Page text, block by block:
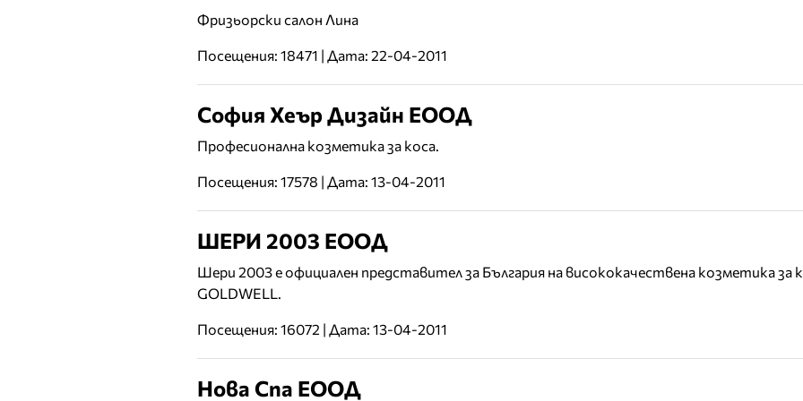
Фризьорски салон Лина
Посещения: 18471 | Дата: 22-04-2011
София Хеър Дизайн EООД
Професионална козметика за коса.
Посещения: 17578 | Дата: 13-04-2011
ШЕРИ 2003 EООД
Шери 2003 е официален представител за България на висококачествена козметика за
GOLDWELL.
Посещения: 16072 | Дата: 13-04-2011
Нова Спа ЕООД